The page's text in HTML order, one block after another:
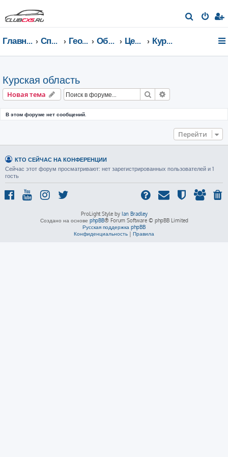
о
Главная страница Список форумов География Клуба CX-5 CLUB Общение по регионам Центральный федеральный округ Курская область
Курская область
Новая тема Поиск
В этом форуме нет сообщений.
Перейти
КТО СЕЙЧАС НА КОНФЕРЕНЦИИ
Сейчас этот форум просматривают: нет зарегистрированных пользователей и 1
гость
ProLight Style by Ian Bradley
Создано на основе phpBB® Forum Software © phpBB Limited
Русская поддержка phpBB
Конфиденциальность | Правила